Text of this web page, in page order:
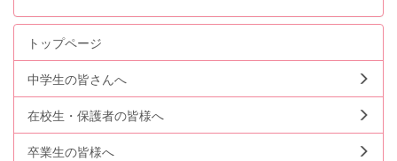
トップページ
中学生の皆さんへ
在校生・保護者の皆様へ
卒業生の皆様へ